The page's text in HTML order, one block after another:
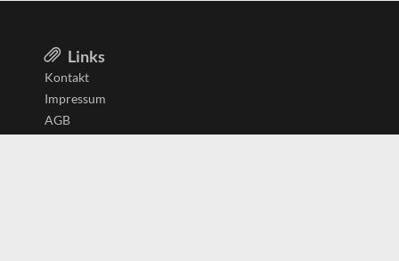
Links
Kontakt
Impressum
AGB